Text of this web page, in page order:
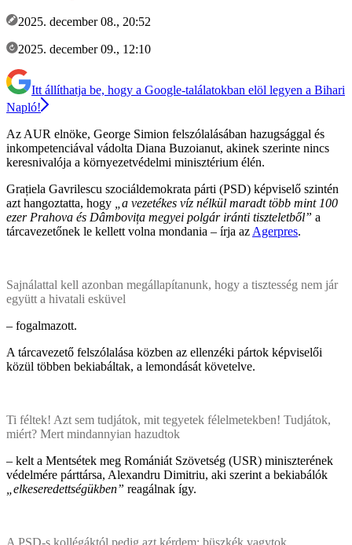
2025. december 08., 20:52
2025. december 09., 12:10
Itt állíthatja be, hogy a Google-találatokban elöl legyen a Bihari
Napló!
Az AUR elnöke, George Simion felszólalásában hazugsággal és
inkompetenciával vádolta Diana Buzoianut, akinek szerinte nincs
keresnivalója a környezetvédelmi minisztérium élén.
Grațiela Gavrilescu szociáldemokrata párti (PSD) képviselő szintén
azt hangoztatta, hogy
„a vezetékes víz nélkül maradt több mint 100
ezer Prahova és Dâmbovița megyei polgár iránti tiszteletből” a
tárcavezetőnek le kellett volna mondania – írja az Agerpres.
Sajnálattal kell azonban megállapítanunk, hogy a tisztesség nem jár
együtt a hivatali esküvel
– fogalmazott.
A tárcavezető felszólalása közben az ellenzéki pártok képviselői
közül többen bekiabáltak, a lemondását követelve.
Ti féltek! Azt sem tudjátok, mit tegyetek félelmetekben! Tudjátok,
miért? Mert mindannyian hazudtok
– kelt a Mentsétek meg Romániát Szövetség (USR) miniszterének
védelmére párttársa, Alexandru Dimitriu, aki szerint a bekiabálók
„elkeseredettségükben” reagálnak így.
A PSD-s kollégáktól pedig azt kérdem: büszkék vagytok